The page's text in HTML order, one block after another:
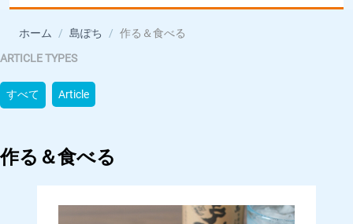
ホーム / 島ぽち / 作る＆食べる
ARTICLE TYPES
すべて Article
作る＆食べる